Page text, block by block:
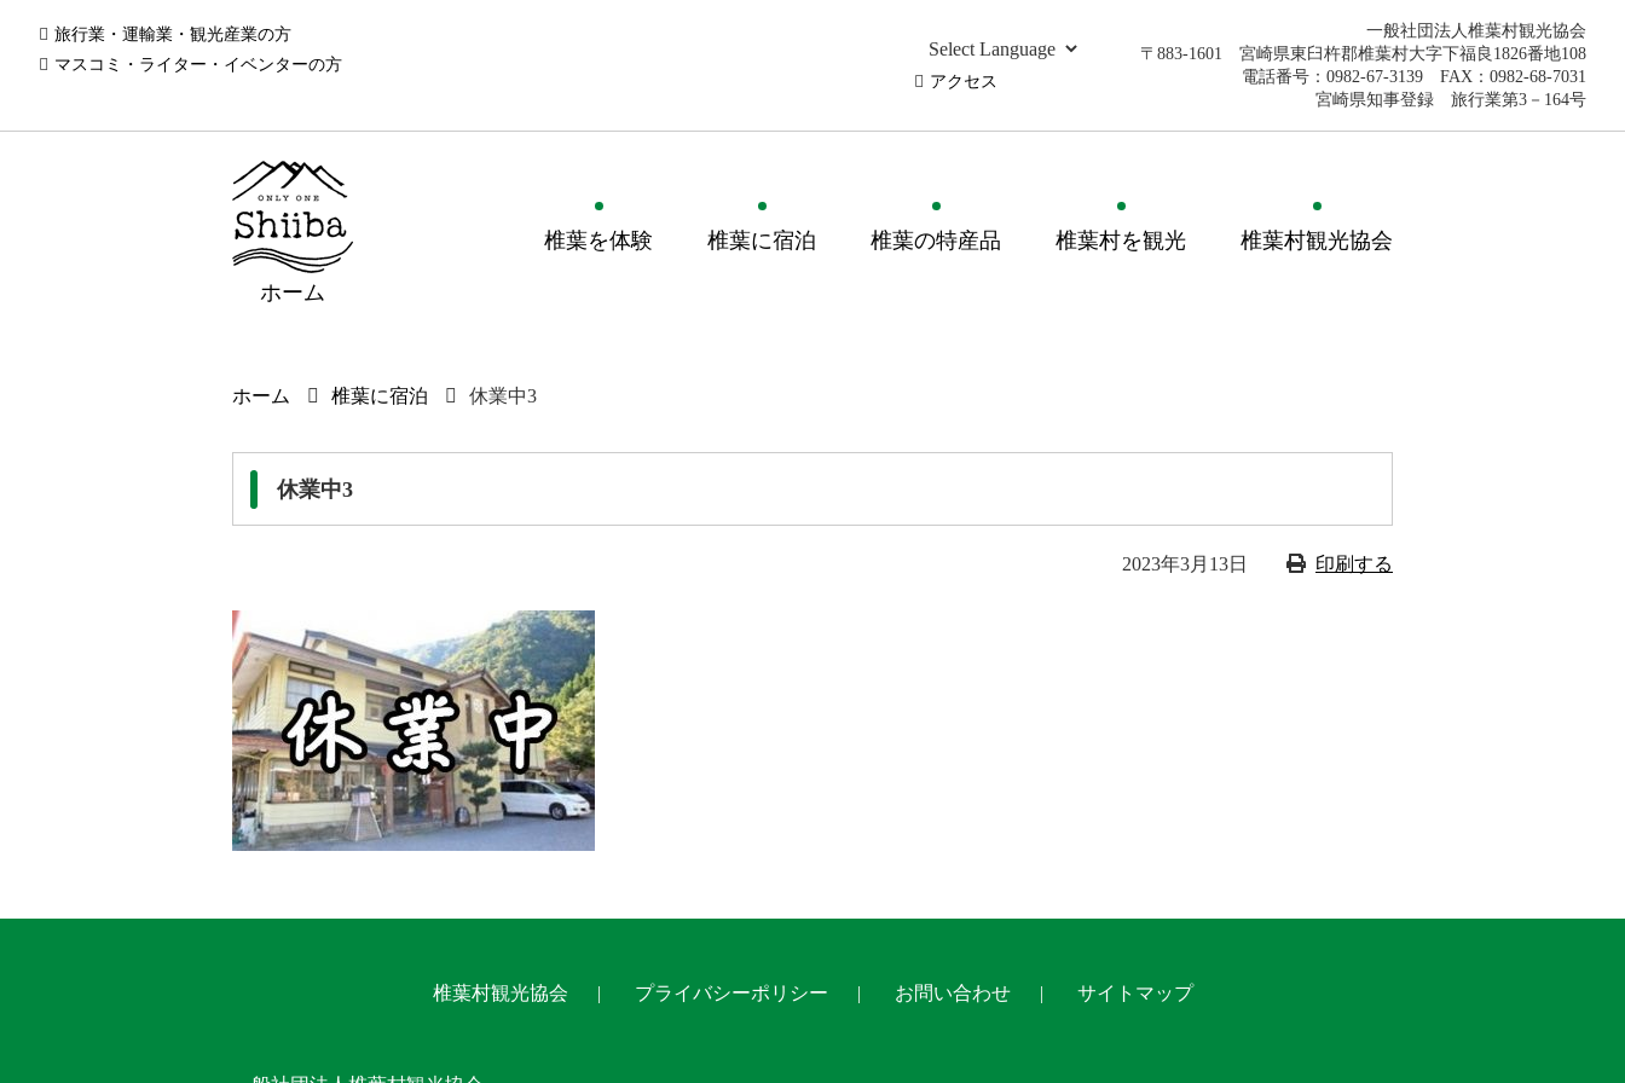
旅行業・運輸業・観光産業の方
マスコミ・ライター・イベンターの方
アクセス
一般社団法人椎葉村観光協会
〒883-1601 宮崎県東臼杵郡椎葉村大字下福良1826番地108
電話番号：0982-67-3139 FAX：0982-68-7031
宮崎県知事登録 旅行業第3－164号
ホーム
椎葉を体験 椎葉に宿泊 椎葉の特産品 椎葉村を観光 椎葉村観光協会
ホーム 椎葉に宿泊 休業中3
休業中3
2023年3月13日 印刷する
椎葉村観光協会 プライバシーポリシー お問い合わせ サイトマップ